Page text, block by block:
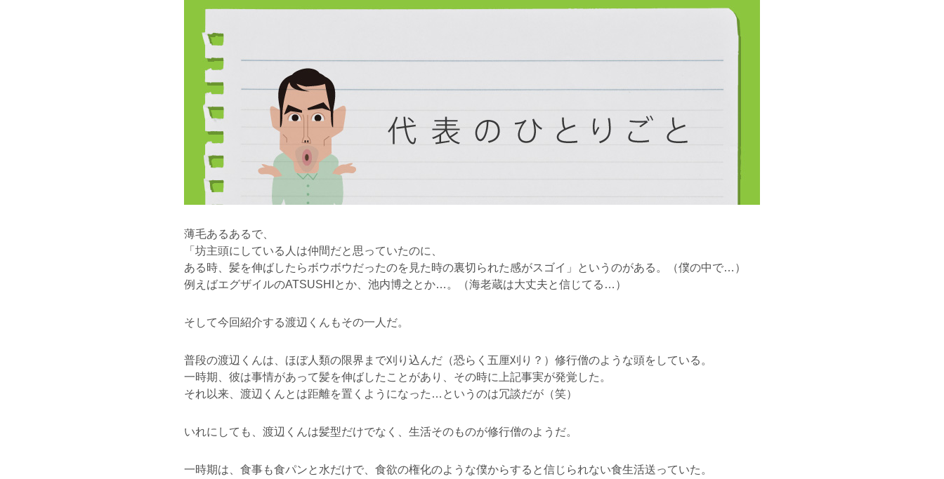
薄毛あるあるで、
「坊主頭にしている人は仲間だと思っていたのに、
ある時、髪を伸ばしたらボウボウだったのを見た時の裏切られた感がスゴイ」というのがある。（僕の中で…）
例えばエグザイルのATSUSHIとか、池内博之とか…。（海老蔵は大丈夫と信じてる…）
そして今回紹介する渡辺くんもその一人だ。
普段の渡辺くんは、ほぼ人類の限界まで刈り込んだ（恐らく五厘刈り？）修行僧のような頭をしている。
一時期、彼は事情があって髪を伸ばしたことがあり、その時に上記事実が発覚した。
それ以来、渡辺くんとは距離を置くようになった…というのは冗談だが（笑）
いれにしても、渡辺くんは髪型だけでなく、生活そのものが修行僧のようだ。
一時期は、食事も食パンと水だけで、食欲の権化のような僕からすると信じられない食生活送っていた。